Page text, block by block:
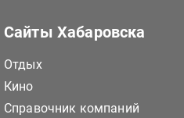
Сайты Хабаровска
Отдых
Кино
Справочник компаний